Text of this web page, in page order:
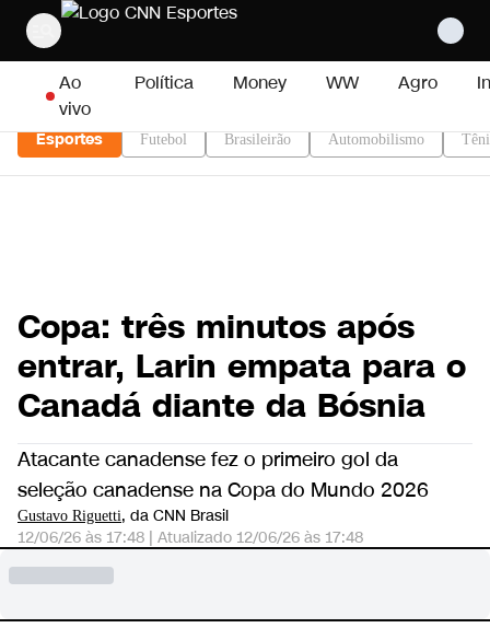
Pular para o conteúdo
Ao
vivo
Política Money WW Agro
Esportes Futebol Brasileirão Automobilismo
Copa: três minutos após
entrar, Larin empata para o
Canadá diante da Bósnia
Atacante canadense fez o primeiro gol da
seleção canadense na Copa do Mundo 2026
Gustavo Riguetti, da CNN Brasil
12/06/26 às 17:48 | Atualizado 12/06/26 às 17:48